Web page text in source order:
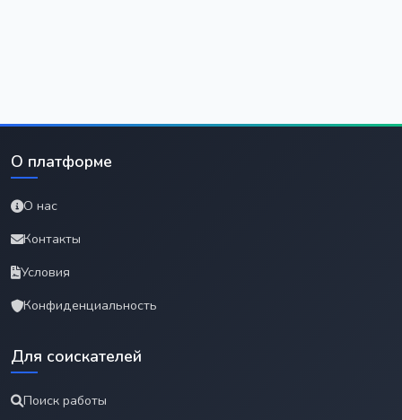
О платформе
О нас
Контакты
Условия
Конфиденциальность
Для соискателей
Поиск работы